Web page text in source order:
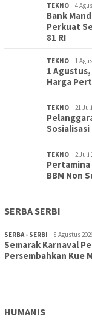
TEKNO 4
Bank
Perkuat
81 RI
TEKNO 1
1
Harga
TEKNO 21
TEKNO 2 Juli
Pertamina
BBM Non
SERBA SERBI
SERBA - SERBI 8 Agustus
Semarak Karnaval
Persembahkan Kue
TOPIK 8 Agustus 2026
HUMANIS